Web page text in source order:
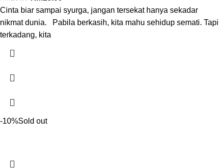
Cinta biar sampai syurga, jangan tersekat hanya sekadar
nikmat dunia. Pabila berkasih, kita mahu sehidup semati. Tapi
terkadang, kita
-10%Sold out